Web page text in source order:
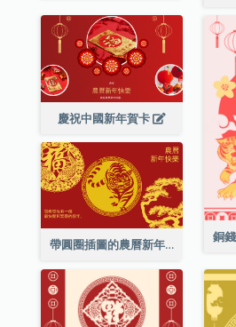
慶祝中國新年賀卡
帶圓圈插圖的農曆新年快樂賀卡